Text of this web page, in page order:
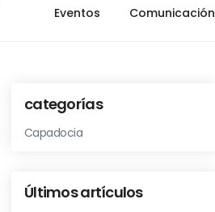
Eventos Comunicación
categorías
Capadocia
Últimos artículos